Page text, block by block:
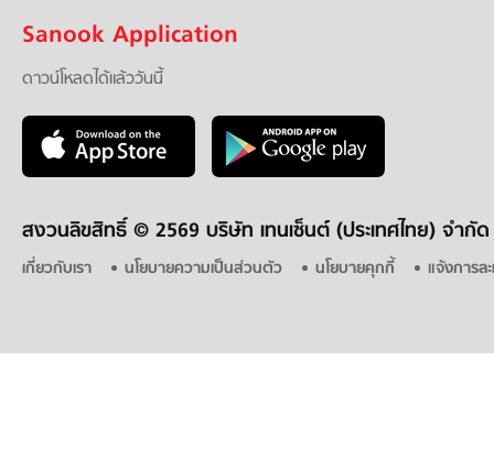
Sanook Application
ดาวน์โหลดได้แล้ววันนี้
สงวนลิขสิทธิ์ © 2569 บริษัท เทนเซ็นต์ (ประเทศไทย) จำกัด
เกี่ยวกับเรา นโยบายความเป็นส่วนตัว นโยบายคุกกี้ แจ้งการล